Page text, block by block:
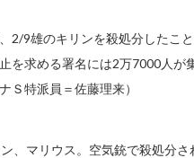
2/9雄のキリンを殺処分したこ
を求める署名には2万7000人
Ｓ特派員＝佐藤理来）
、マリウス。空気銃で殺処分